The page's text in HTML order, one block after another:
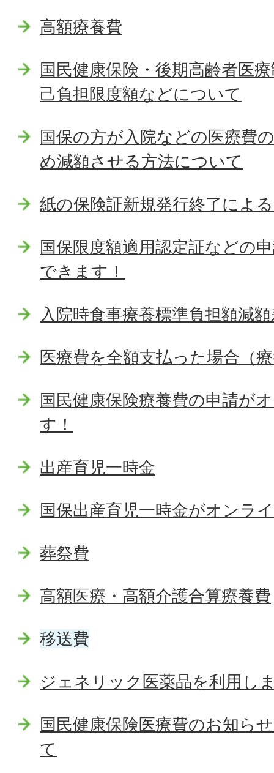
高額療養費
国民健康保険・後期高齢者医
己負担限度額などについて
国保の方が入院などの医療費
め減額させる方法について
紙の保険証新規発行終了によ
国保限度額適用認定証などの
できます！
入院時食事療養標準負担額減
医療費を全額支払った場合（
国民健康保険療養費の申請が
す！
出産育児一時金
国保出産育児一時金がオンラ
葬祭費
高額医療・高額介護合算療養費
移送費
ジェネリック医薬品を利用し
国民健康保険医療費のお知ら
て